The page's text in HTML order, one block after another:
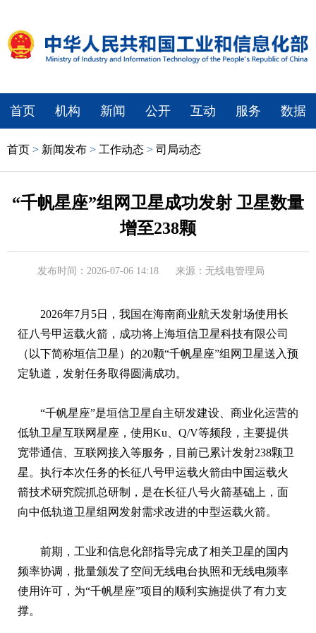
首页 机构 新闻 公开 互动 服务 数据
首页 > 新闻发布 > 工作动态 > 司局动态
“千帆星座”组网卫星成功发射 卫星数量
增至238颗
发布时间：2026-07-06 14:18 来源：无线电管理局
2026年7月5日，我国在海南商业航天发射场使用长
征八号甲运载火箭，成功将上海垣信卫星科技有限公司
（以下简称垣信卫星）的20颗“千帆星座”组网卫星送入预
定轨道，发射任务取得圆满成功。
“千帆星座”是垣信卫星自主研发建设、商业化运营的
低轨卫星互联网星座，使用Ku、Q/V等频段，主要提供
宽带通信、互联网接入等服务，目前已累计发射238颗卫
星。执行本次任务的长征八号甲运载火箭由中国运载火
箭技术研究院抓总研制，是在长征八号火箭基础上，面
向中低轨道卫星组网发射需求改进的中型运载火箭。
前期，工业和信息化部指导完成了相关卫星的国内
频率协调，批量颁发了空间无线电台执照和无线电频率
使用许可，为“千帆星座”项目的顺利实施提供了有力支
撑。